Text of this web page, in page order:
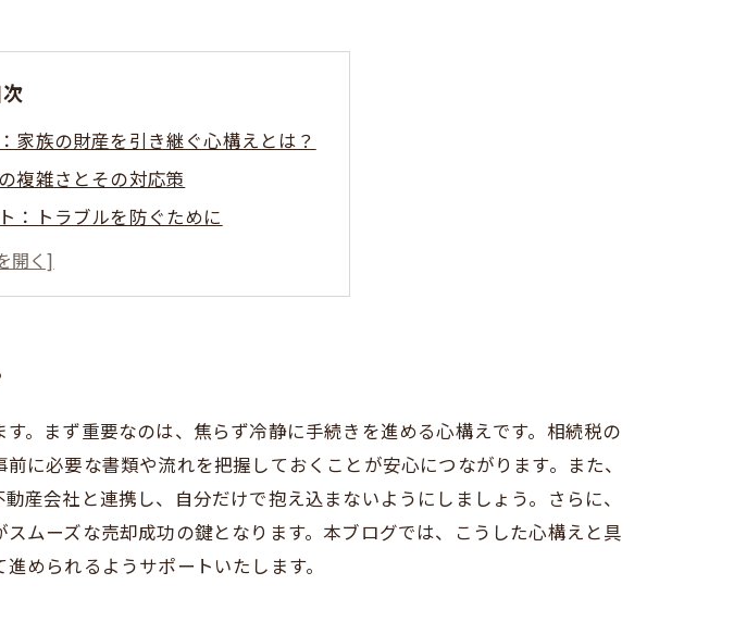
家族の財産を引き継ぐ心構えとは？
複雑さとその対応策
：トラブルを防ぐために
見逃せない手続きの注意点
具体的なステップと心得
っておくべき最後の心得
。まず重要なのは、焦らず冷静に手続きを進める心構えです。相続税の
に必要な書類や流れを把握しておくことが安心につながります。また、
産会社と連携し、自分だけで抱え込まないようにしましょう。さらに、
ムーズな売却成功の鍵となります。本ブログでは、こうした心構えと具
められるようサポートいたします。